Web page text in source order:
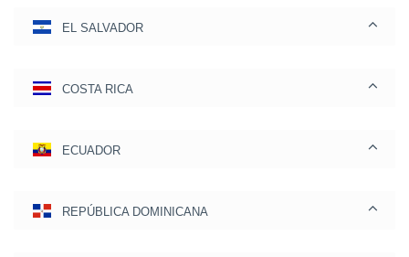
EL SALVADOR
COSTA RICA
ECUADOR
REPÚBLICA DOMINICANA